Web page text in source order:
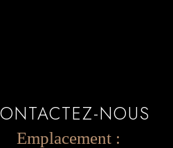
NOUS
Emplacement :